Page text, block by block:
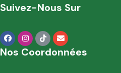
Suivez-Nous Sur
Nos Coordonnées